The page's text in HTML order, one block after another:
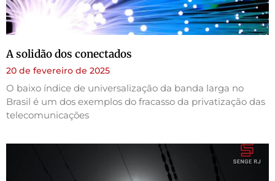
A solidão dos conectados
20 de fevereiro de 2025
O baixo índice de universalização da banda larga no
Brasil é um dos exemplos do fracasso da privatização das
telecomunicações